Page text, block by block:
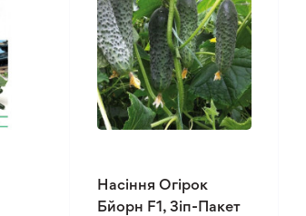
Насіння Огірок
Бйорн F1, Зіп-Пакет